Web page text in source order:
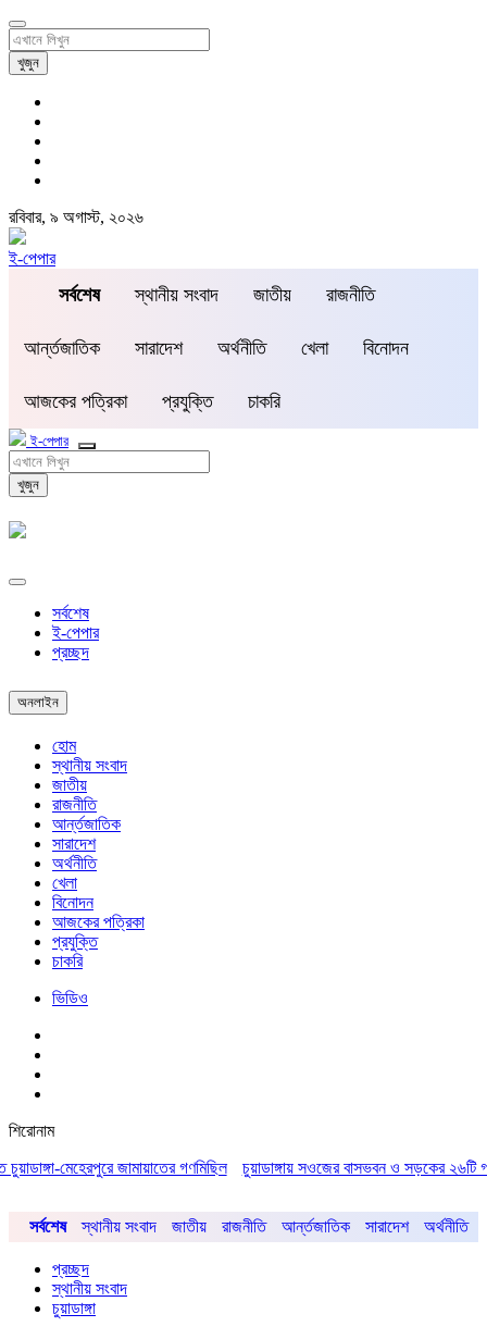
খুজুন
রবিবার, ৯ অগাস্ট, ২০২৬
ই-পেপার
সর্বশেষ স্থানীয় সংবাদ জাতীয় রাজনীতি
আর্ন্তজাতিক সারাদেশ অর্থনীতি খেলা বিনোদন
আজকের পত্রিকা প্রযুক্তি চাকরি
ই-পেপার
খুজুন
সর্বশেষ
ই-পেপার
প্রচ্ছদ
অনলাইন
হোম
স্থানীয় সংবাদ
জাতীয়
রাজনীতি
আর্ন্তজাতিক
সারাদেশ
অর্থনীতি
খেলা
বিনোদন
আজকের পত্রিকা
প্রযুক্তি
চাকরি
ভিডিও
শিরোনাম
মেহেরপুরে জামায়াতের গণমিছিল
চুয়াডাঙ্গায় সওজের বাসভবন ও সড়কের ২৬টি গাছ প্রায়
সর্বশেষ স্থানীয় সংবাদ জাতীয় রাজনীতি আর্ন্তজাতিক সারাদেশ অর্থনীতি
প্রচ্ছদ
স্থানীয় সংবাদ
চুয়াডাঙ্গা